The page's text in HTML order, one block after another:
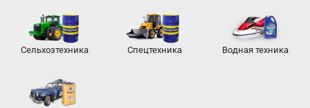
Сельхозтехника Спецтехника Водная техника